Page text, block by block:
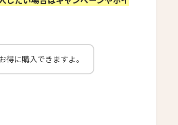
に購入できますよ。